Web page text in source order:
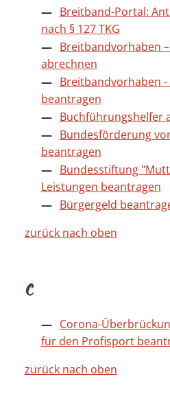
Breitband-Portal:
nach § 127 TKG
Breitbandvorhaben
abrechnen
Breitbandvorhaben
beantragen
Buchführungshelfer
Bundesförderung
beantragen
Bundesstiftung
Leistungen beantragen
Bürgergeld
zurück nach oben
C
Corona-
für den Profisport
zurück nach oben